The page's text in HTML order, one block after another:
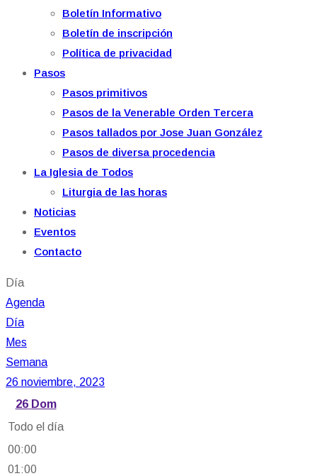
Boletín Informativo
Boletín de inscripción
Política de privacidad
Pasos
Pasos primitivos
Pasos de la Venerable Orden Tercera
Pasos tallados por Jose Juan González
Pasos de diversa procedencia
La Iglesia de Todos
Liturgia de las horas
Noticias
Eventos
Contacto
Día
Agenda
Día
Mes
Semana
26 noviembre, 2023
26 Dom
Todo el día
00:00
01:00